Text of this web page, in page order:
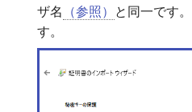
ザ名
（参照） と同一です。
す。